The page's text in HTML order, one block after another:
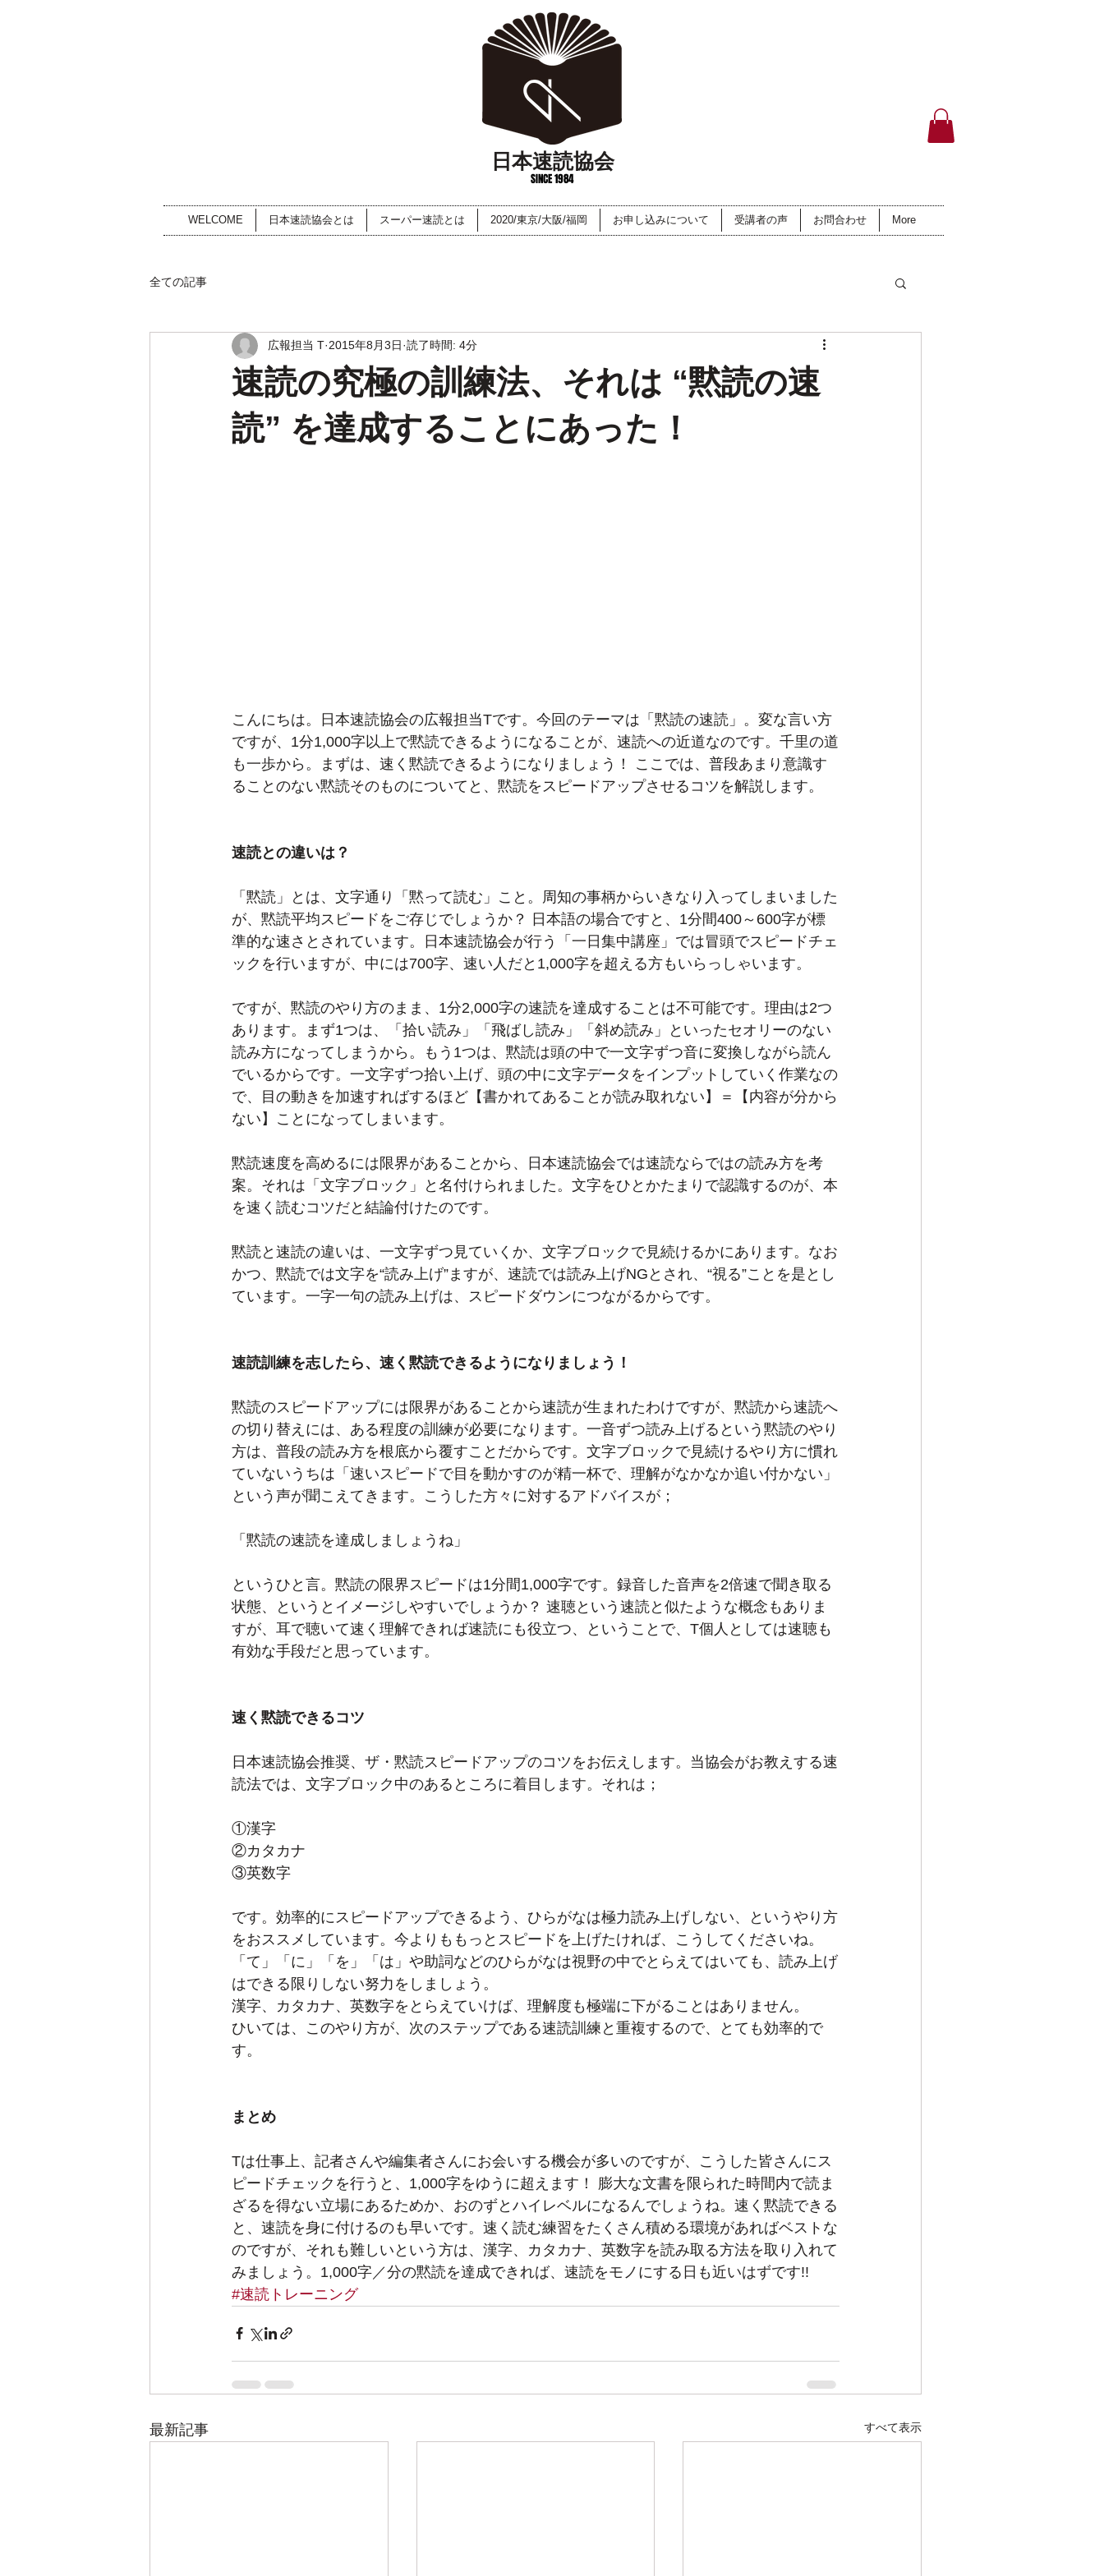
日本速読協会
SINCE 1984
WELCOME 日本速読協会とは スーパー速読とは 2020/東京/大阪/福岡 お申し込みについて 受講者の声 お問合わせ More
全ての記事
速読の究極の訓練法、それは “黙読の速
読” を達成することにあった！
広報担当 T 2015年8月3日 読了時間: 4分
こんにちは。日本速読協会の広報担当Tです。今回のテーマは「黙読の速読」。変な言い方
ですが、1分1,000字以上で黙読できるようになることが、速読への近道なのです。千里の道
も一歩から。まずは、速く黙読できるようになりましょう！ ここでは、普段あまり意識す
ることのない黙読そのものについてと、黙読をスピードアップさせるコツを解説します。
速読との違いは？
「黙読」とは、文字通り「黙って読む」こと。周知の事柄からいきなり入ってしまいました
が、黙読平均スピードをご存じでしょうか？ 日本語の場合ですと、1分間400～600字が標
準的な速さとされています。日本速読協会が行う「一日集中講座」では冒頭でスピードチェ
ックを行いますが、中には700字、速い人だと1,000字を超える方もいらっしゃいます。
ですが、黙読のやり方のまま、1分2,000字の速読を達成することは不可能です。理由は2つ
あります。まず1つは、「拾い読み」「飛ばし読み」「斜め読み」といったセオリーのない
読み方になってしまうから。もう1つは、黙読は頭の中で一文字ずつ音に変換しながら読ん
でいるからです。一文字ずつ拾い上げ、頭の中に文字データをインプットしていく作業なの
で、目の動きを加速すればするほど【書かれてあることが読み取れない】＝【内容が分から
ない】ことになってしまいます。
黙読速度を高めるには限界があることから、日本速読協会では速読ならではの読み方を考
案。それは「文字ブロック」と名付けられました。文字をひとかたまりで認識するのが、本
を速く読むコツだと結論付けたのです。
黙読と速読の違いは、一文字ずつ見ていくか、文字ブロックで見続けるかにあります。なお
かつ、黙読では文字を“読み上げ”ますが、速読では読み上げNGとされ、“視る”ことを是とし
ています。一字一句の読み上げは、スピードダウンにつながるからです。
速読訓練を志したら、速く黙読できるようになりましょう！
黙読のスピードアップには限界があることから速読が生まれたわけですが、黙読から速読へ
の切り替えには、ある程度の訓練が必要になります。一音ずつ読み上げるという黙読のやり
方は、普段の読み方を根底から覆すことだからです。文字ブロックで見続けるやり方に慣れ
ていないうちは「速いスピードで目を動かすのが精一杯で、理解がなかなか追い付かない」
という声が聞こえてきます。こうした方々に対するアドバイスが；
「黙読の速読を達成しましょうね」
というひと言。黙読の限界スピードは1分間1,000字です。録音した音声を2倍速で聞き取る
状態、というとイメージしやすいでしょうか？ 速聴という速読と似たような概念もありま
すが、耳で聴いて速く理解できれば速読にも役立つ、ということで、T個人としては速聴も
有効な手段だと思っています。
速く黙読できるコツ
日本速読協会推奨、ザ・黙読スピードアップのコツをお伝えします。当協会がお教えする速
読法では、文字ブロック中のあるところに着目します。それは；
①漢字
②カタカナ
③英数字
です。効率的にスピードアップできるよう、ひらがなは極力読み上げしない、というやり方
をおススメしています。今よりももっとスピードを上げたければ、こうしてくださいね。
「て」「に」「を」「は」や助詞などのひらがなは視野の中でとらえてはいても、読み上げ
はできる限りしない努力をしましょう。
漢字、カタカナ、英数字をとらえていけば、理解度も極端に下がることはありません。
ひいては、このやり方が、次のステップである速読訓練と重複するので、とても効率的で
す。
まとめ
Tは仕事上、記者さんや編集者さんにお会いする機会が多いのですが、こうした皆さんにス
ピードチェックを行うと、1,000字をゆうに超えます！ 膨大な文書を限られた時間内で読ま
ざるを得ない立場にあるためか、おのずとハイレベルになるんでしょうね。速く黙読できる
と、速読を身に付けるのも早いです。速く読む練習をたくさん積める環境があればベストな
のですが、それも難しいという方は、漢字、カタカナ、英数字を読み取る方法を取り入れて
みましょう。1,000字／分の黙読を達成できれば、速読をモノにする日も近いはずです!!
#速読トレーニング
最新記事 すべて表示